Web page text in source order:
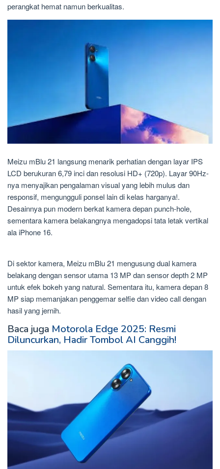
perangkat hemat namun berkualitas.
Meizu mBlu 21 langsung menarik perhatian dengan layar IPS
LCD berukuran 6,79 inci dan resolusi HD+ (720p). Layar 90Hz-
nya menyajikan pengalaman visual yang lebih mulus dan
responsif, mengungguli ponsel lain di kelas harganya!.
Desainnya pun modern berkat kamera depan punch-hole,
sementara kamera belakangnya mengadopsi tata letak vertikal
ala iPhone 16.
Di sektor kamera, Meizu mBlu 21 mengusung dual kamera
belakang dengan sensor utama 13 MP dan sensor depth 2 MP
untuk efek bokeh yang natural. Sementara itu, kamera depan 8
MP siap memanjakan penggemar selfie dan video call dengan
hasil yang jernih.
Baca juga Motorola Edge 2025: Resmi
Diluncurkan, Hadir Tombol AI Canggih!